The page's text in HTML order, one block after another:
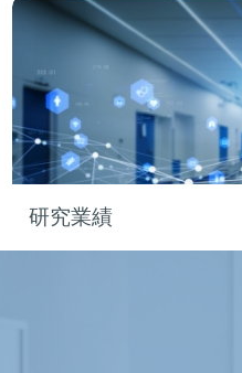
研究業績